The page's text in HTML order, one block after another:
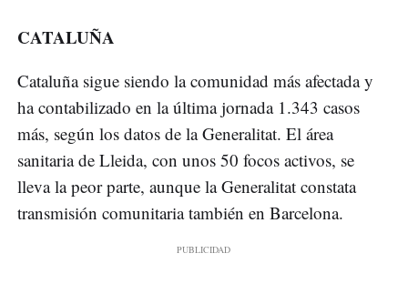
CATALUÑA
Cataluña sigue siendo la comunidad más afectada y
ha contabilizado en la última jornada 1.343 casos
más, según los datos de la Generalitat. El área
sanitaria de Lleida, con unos 50 focos activos, se
lleva la peor parte, aunque la Generalitat constata
transmisión comunitaria también en Barcelona.